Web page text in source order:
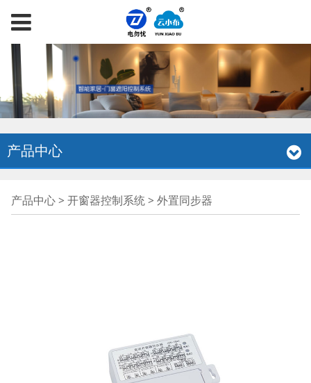
产品中心
外置同步器
产品中心> 开窗器控制系统> 外置同步器